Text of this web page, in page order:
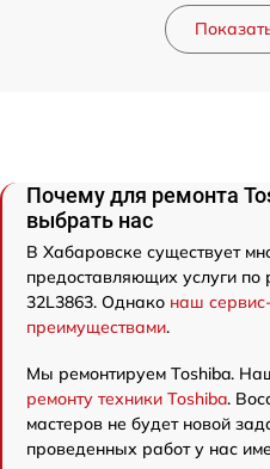
Почему для ремонта
выбрать нас
В Хабаровске существует
предоставляющих услуги по
32L3863. Однако наш
преимуществами.
Мы ремонтируем Toshiba.
ремонту техники Toshiba.
мастеров не будет новой
проведенных работ у нас